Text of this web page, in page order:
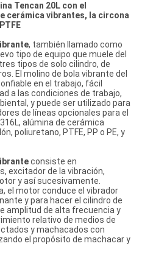
Tencan 20L con el
cerámica vibrantes, la circona
, también llamado como
tipo de equipo que muele del
tipos de solo cilindro, de
El molino de bola vibrante del
en el trabajo, fácil
a las condiciones de trabajo,
y puede ser utilizado para
de líneas opcionales para el
alúmina de cerámica
poliuretano, PTFE, PP o PE, y
consiste en
excitador de la vibración,
y así sucesivamente.
el motor conduce el vibrador
y para hacer el cilindro de
amplitud de alta frecuencia y
relativo de medios de
y machacados con
el propósito de machacar y